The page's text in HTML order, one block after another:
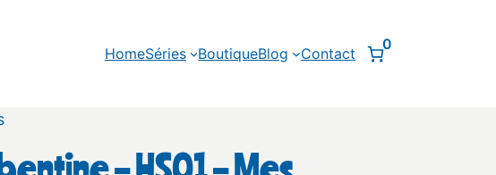
HomeSéries BoutiqueBlog Contact
0